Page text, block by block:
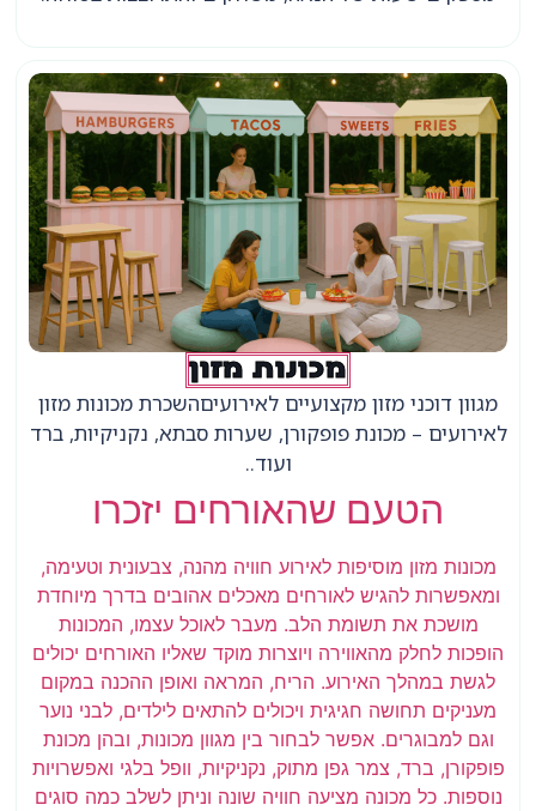
מכונות מזון
מגוון דוכני מזון מקצועיים לאירועיםהשכרת מכונות מזון
לאירועים – מכונת פופקורן, שערות סבתא, נקניקיות, ברד
ועוד..
הטעם שהאורחים יזכרו
מכונות מזון מוסיפות לאירוע חוויה מהנה, צבעונית וטעימה,
ומאפשרות להגיש לאורחים מאכלים אהובים בדרך מיוחדת
מושכת את תשומת הלב. מעבר לאוכל עצמו, המכונות
הופכות לחלק מהאווירה ויוצרות מוקד שאליו האורחים יכולים
לגשת במהלך האירוע. הריח, המראה ואופן ההכנה במקום
מעניקים תחושה חגיגית ויכולים להתאים לילדים, לבני נוער
וגם למבוגרים. אפשר לבחור בין מגוון מכונות, ובהן מכונת
פופקורן, ברד, צמר גפן מתוק, נקניקיות, וופל בלגי ואפשרויות
נוספות. כל מכונה מציעה חוויה שונה וניתן לשלב כמה סוגים